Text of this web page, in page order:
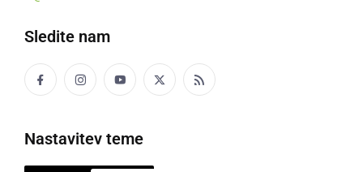
Sledite nam
Nastavitev teme